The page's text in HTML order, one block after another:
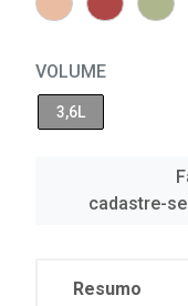
VOLUME
3,6L
cadastre-
Resumo